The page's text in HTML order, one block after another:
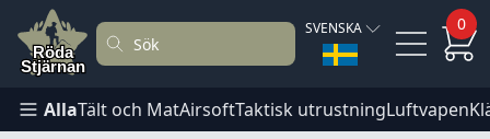
SVENSKA 0
AllaTält och MatAirsoftTaktisk utrustningLuftvapen